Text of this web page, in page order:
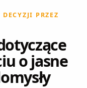
PRZEZ
o jasne